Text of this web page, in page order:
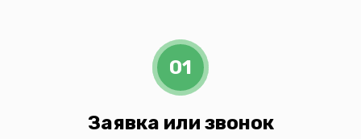
01
Заявка или звонок